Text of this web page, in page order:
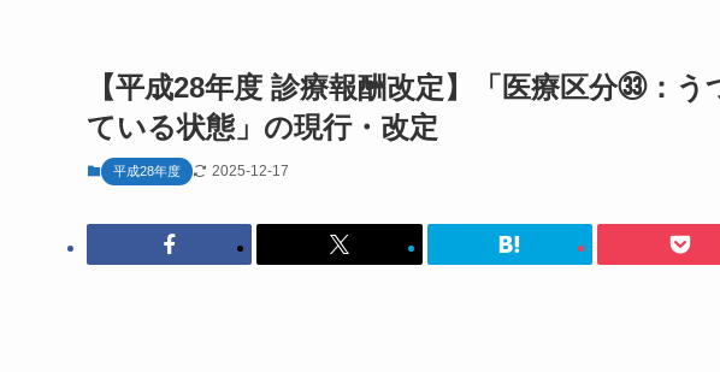
【平成28年度 診療報酬改定】「医療区分㉝：
ている状態」の現行・改定
平成28年度 2025-12-17